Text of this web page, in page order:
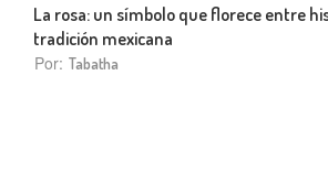
La rosa: un símbolo que florece entre
tradición mexicana
Por: Tabatha